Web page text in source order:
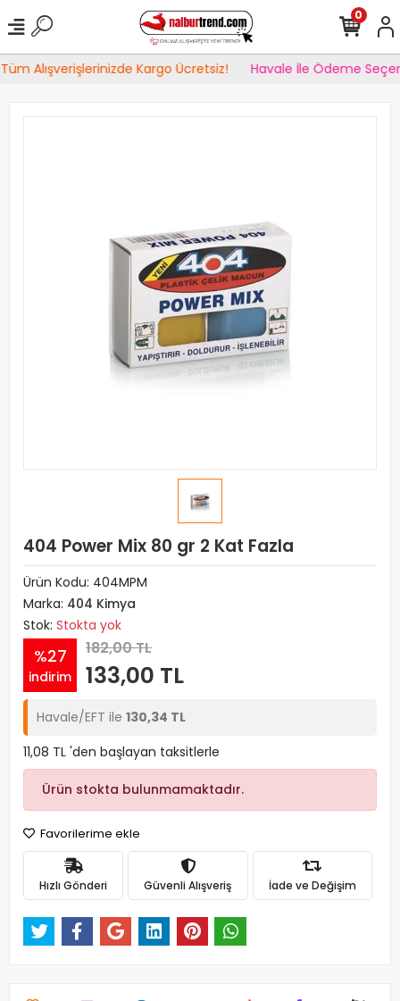
Alışverişlerinizde Kargo Ücretsiz! Havale İle Ödeme
0
404 Power Mix 80 gr 2 Kat Fazla
Ürün Kodu: 404MPM
Marka: 404 Kimya
Stok: Stokta yok
%27
indirim
182,00 TL
133,00 TL
Havale/EFT ile 130,34 TL
11,08 TL 'den başlayan taksitlerle
Ürün stokta bulunmamaktadır.
Favorilerime ekle
Hızlı Gönderi Güvenli Alışveriş İade ve Değişim